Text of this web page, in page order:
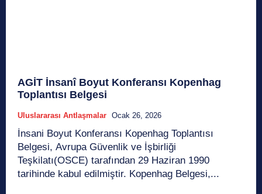
AGİT İnsanî Boyut Konferansı Kopenhag
Toplantısı Belgesi
Uluslararası Antlaşmalar Ocak 26, 2026
İnsani Boyut Konferansı Kopenhag Toplantısı
Belgesi, Avrupa Güvenlik ve İşbirliği
Teşkilatı(OSCE) tarafından 29 Haziran 1990
tarihinde kabul edilmiştir. Kopenhag Belgesi,...